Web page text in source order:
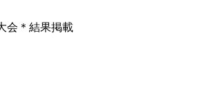
会＊結果掲載